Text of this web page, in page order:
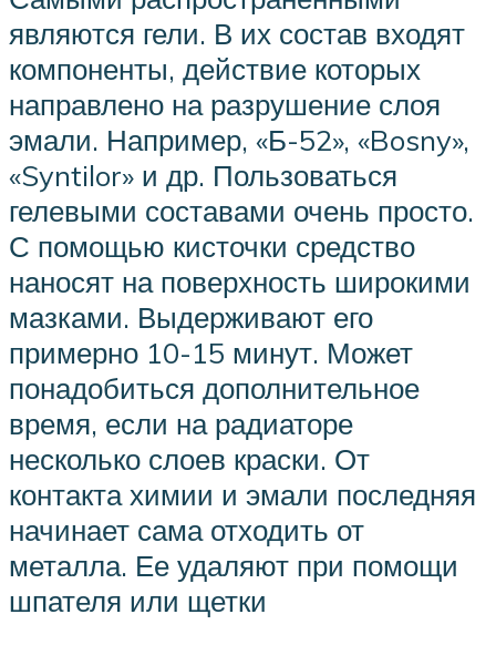
являются гели. В их состав входят
компоненты, действие которых
направлено на разрушение слоя
эмали. Например, «Б-52», «Bosny»,
«Syntilor» и др. Пользоваться
гелевыми составами очень просто.
С помощью кисточки средство
наносят на поверхность широкими
мазками. Выдерживают его
примерно 10-15 минут. Может
понадобиться дополнительное
время, если на радиаторе
несколько слоев краски. От
контакта химии и эмали последняя
начинает сама отходить от
металла. Ее удаляют при помощи
шпателя или щетки